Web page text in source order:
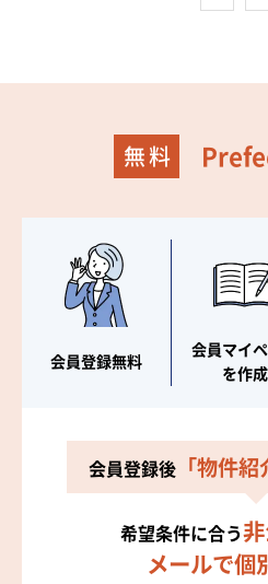
会員登録無料
会員マイ
を作成
会員登録後 「物件
希望条件に合う
メールで個